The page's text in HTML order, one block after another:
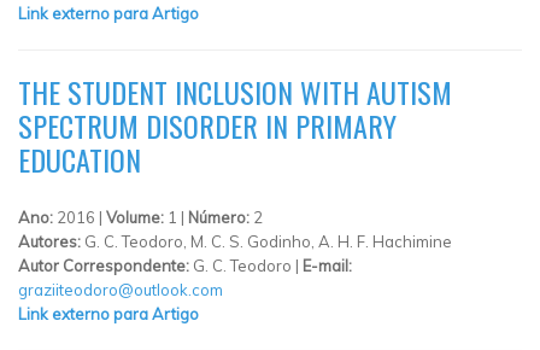
Link externo para Artigo
THE STUDENT INCLUSION WITH AUTISM
SPECTRUM DISORDER IN PRIMARY
EDUCATION
Ano: 2016 | Volume: 1 | Número: 2
Autores: G. C. Teodoro, M. C. S. Godinho, A. H. F. Hachimine
Autor Correspondente: G. C. Teodoro | E-mail:
graziiteodoro@outlook.com
Link externo para Artigo